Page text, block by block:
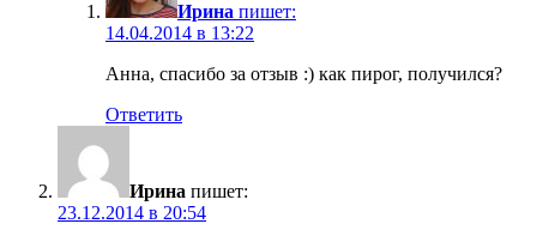
Ирина пишет:
14.04.2014 в 13:22
Анна, спасибо за отзыв :) как пирог, получился?
Ответить
Ирина пишет:
23.12.2014 в 20:54